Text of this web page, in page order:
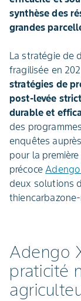
synthèse des
grandes
La stratégie de
fragilisée en
stratégies de
post-levée
durable et
des
enquêtes
pour la
précoce
deux solutions
Adengo
praticité